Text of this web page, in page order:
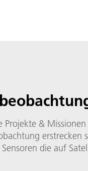
Projekte &
erstrecken
die auf